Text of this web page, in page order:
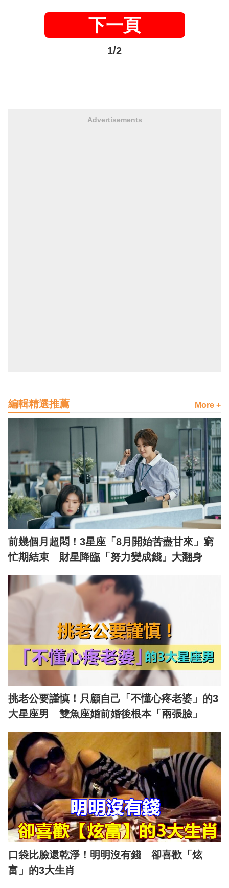
下一頁
1/2
Advertisements
編輯精選推薦 More +
前幾個月超悶！3星座「8月開始苦盡甘來」窮
忙期結束 財星降臨「努力變成錢」大翻身
挑老公要謹慎！只顧自己「不懂心疼老婆」的3
大星座男 雙魚座婚前婚後根本「兩張臉」
口袋比臉還乾淨！明明沒有錢 卻喜歡「炫
富」的3大生肖